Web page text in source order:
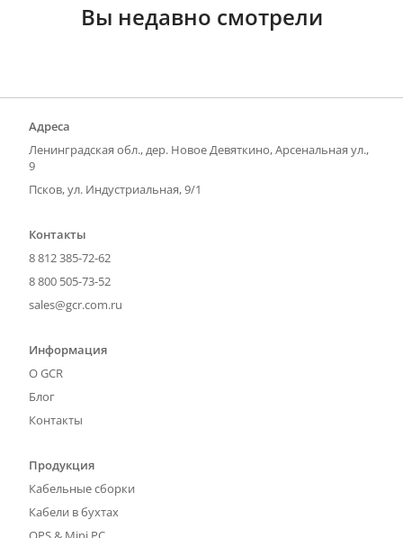
Вы недавно смотрели
Адреса
Ленинградская обл., дер. Новое Девяткино, Арсенальная ул.,
9
Псков, ул. Индустриальная, 9/1
Контакты
8 812 385-72-62
8 800 505-73-52
sales@gcr.com.ru
Информация
О GCR
Блог
Контакты
Продукция
Кабельные сборки
Кабели в бухтах